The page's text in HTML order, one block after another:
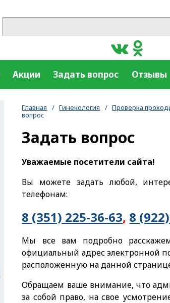
Акции Задать вопрос Отзывы
Главная / Гинекология / Проверка
вопрос
Задать вопрос
Уважаемые посетители сайта!
Вы можете задать любой,
телефонам:
8 (351) 225-36-63, 8
Мы все вам подробно
официальный адрес электронной
расположенную на данной
Обращаем ваше внимание, что
за собой право, на свое